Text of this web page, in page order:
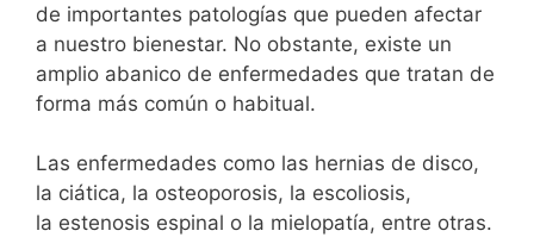
de importantes patologías que pueden afectar
a nuestro bienestar. No obstante, existe un
amplio abanico de enfermedades que tratan de
forma más común o habitual.
Las enfermedades como las hernias de disco,
la ciática, la osteoporosis, la escoliosis,
la estenosis espinal o la mielopatía, entre otras.